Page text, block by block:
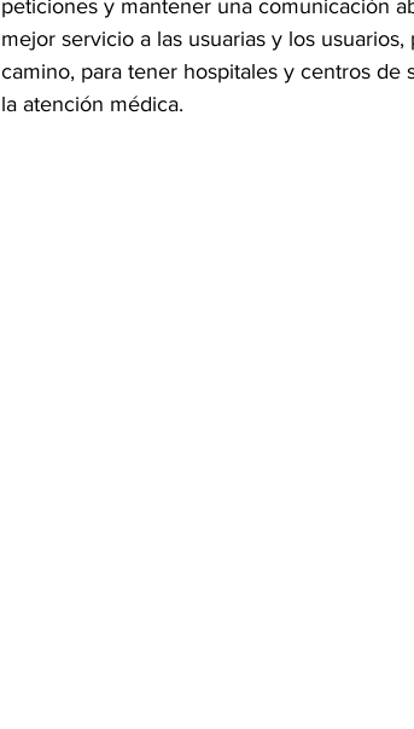
peticiones y mantener una comunicación
mejor servicio a las usuarias y los
camino, para tener hospitales y centros de
la atención médica.